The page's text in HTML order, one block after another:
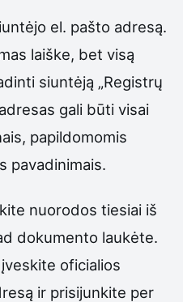
el. pašto adresą.
laiške, bet visą
siuntėją „Registrų
gali būti visai
papildomomis
pavadinimais.
nuorodos tiesiai iš
dokumento laukėte.
oficialios
ir prisijunkite per